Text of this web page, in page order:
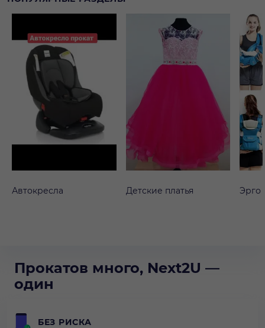
Автокресла Детские платья Эрго
Прокатов много, Next2U —
один
БЕЗ РИСКА